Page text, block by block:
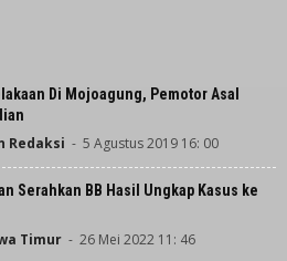
Di Mojoagung, Pemotor Asal
Redaksi - 5 Agustus 2019 16: 00
Serahkan BB Hasil Ungkap Kasus ke
Timur - 26 Mei 2022 11: 46